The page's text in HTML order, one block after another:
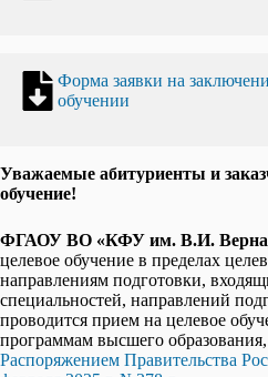
Форма заявки на
обучении
Уважаемые абитуриенты и
обучение!
ФГАОУ ВО «КФУ им. В.И.
целевое обучение в пределах
направлениям подготовки,
специальностей, направлений
проводится прием на целевое
программам высшего
Распоряжением Правительства